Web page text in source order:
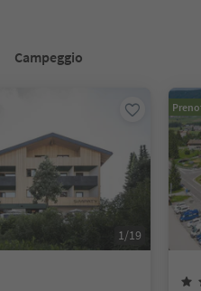
Campeggio
1/19